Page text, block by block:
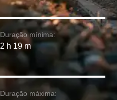
Duração mínima:
2 h 19 m
Duração máxima: